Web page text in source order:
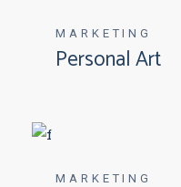
MARKETING
Personal Art
MARKETING